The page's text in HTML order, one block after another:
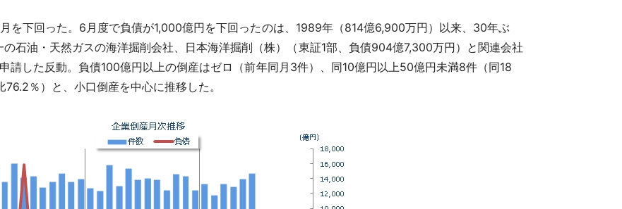
を下回った。6月度で負債が1,000億円を下回ったのは、1989年（814億6,900万円）以来、30年ぶ
石油・天然ガスの海洋掘削会社、日本海洋掘削（株）（東証1部、負債904億7,300万円）と関連会社
請した反動。負債100億円以上の倒産はゼロ（前年同月3件）、同10億円以上50億円未満8件（同18
％）と、小口倒産を中心に推移した。